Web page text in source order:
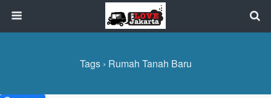
Tags › Rumah Tanah Baru